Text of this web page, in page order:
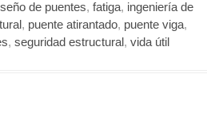
de puentes, fatiga, ingeniería de
, puente atirantado, puente viga,
, seguridad estructural , vida útil